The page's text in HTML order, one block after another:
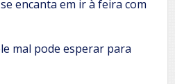
encanta em ir à feira com
mal pode esperar para